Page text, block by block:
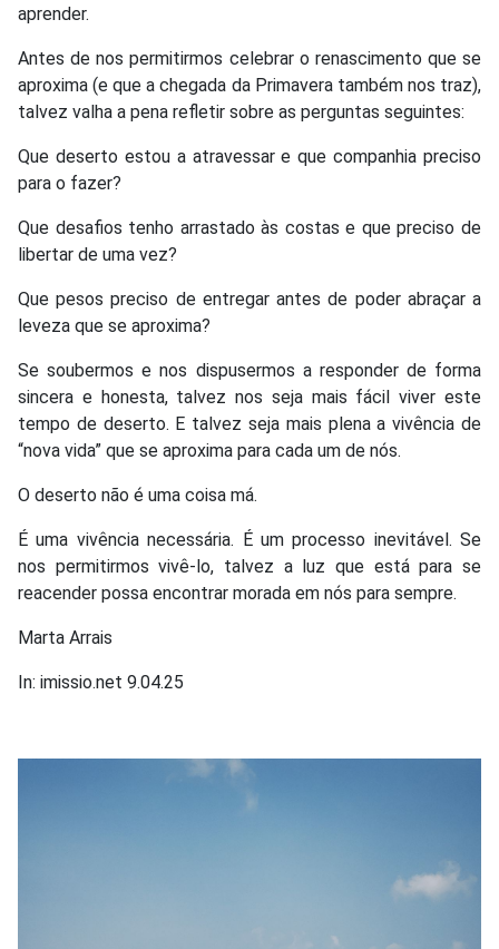
aprender.
Antes de nos permitirmos celebrar o renascimento que se
aproxima (e que a chegada da Primavera também nos traz),
talvez valha a pena refletir sobre as perguntas seguintes:
Que deserto estou a atravessar e que companhia preciso
para o fazer?
Que desafios tenho arrastado às costas e que preciso de
libertar de uma vez?
Que pesos preciso de entregar antes de poder abraçar a
leveza que se aproxima?
Se soubermos e nos dispusermos a responder de forma
sincera e honesta, talvez nos seja mais fácil viver este
tempo de deserto. E talvez seja mais plena a vivência de
“nova vida” que se aproxima para cada um de nós.
O deserto não é uma coisa má.
É uma vivência necessária. É um processo inevitável. Se
nos permitirmos vivê-lo, talvez a luz que está para se
reacender possa encontrar morada em nós para sempre.
Marta Arrais
In: imissio.net 9.04.25